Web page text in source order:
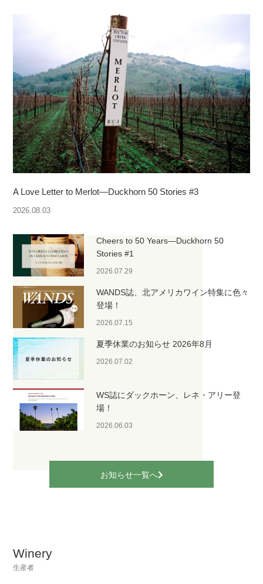
A Love Letter to Merlot—Duckhorn 50 Stories #3
2026.08.03
Cheers to 50 Years—Duckhorn 50
Stories #1
2026.07.29
WANDS誌、北アメリカワイン特集に色々
登場！
2026.07.15
夏季休業のお知らせ 2026年8月
2026.07.02
WS誌にダックホーン、レネ・アリー登
場！
2026.06.03
お知らせ一覧へ
Winery
生産者